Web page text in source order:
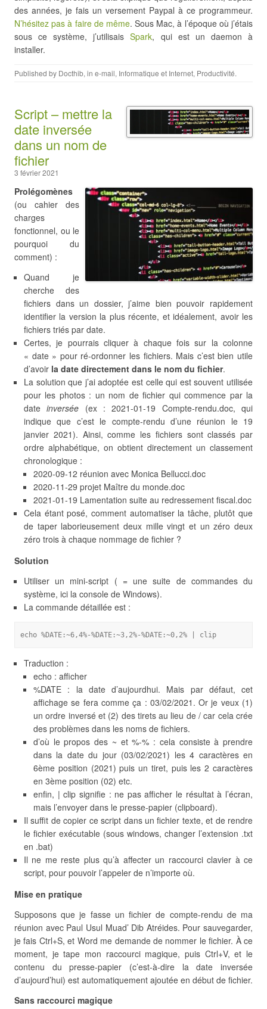
des années, je fais un versement Paypal à ce programmeur.
N’hésitez pas à faire de même. Sous Mac, à l’époque où j’étais
sous ce système, j’utilisaisSpark, qui est un daemon à
installer.
Published by Docthib, in e-mail, Informatique et Internet, Productivité.
Script – mettre la
date inversée
dans un nom de
fichier
3 février 2021
Prolégomènes
(ou cahier des
charges
fonctionnel, ou le
pourquoi du
comment) :
Quand je
cherche des
fichiers dans un dossier, j’aime bien pouvoir rapidement
identifier la version la plus récente, et idéalement, avoir les
fichiers triés par date.
Certes, je pourrais cliquer à chaque fois sur la colonne
« date » pour ré-ordonner les fichiers. Mais c’est bien utile
d’avoir la date directement dans le nom du fichier.
La solution que j’ai adoptée est celle qui est souvent utilisée
pour les photos : un nom de fichier qui commence par la
dateinversée (ex : 2021-01-19 Compte-rendu.doc, qui
indique que c’est le compte-rendu d’une réunion le 19
janvier 2021). Ainsi, comme les fichiers sont classés par
ordre alphabétique, on obtient directement un classement
chronologique :
2020-09-12 réunion avec Monica Bellucci.doc
2020-11-29 projet Maître du monde.doc
2021-01-19 Lamentation suite au redressement fiscal.doc
Cela étant posé, comment automatiser la tâche, plutôt que
de taper laborieusement deux mille vingt et un zéro deux
zéro trois à chaque nommage de fichier ?
Solution
Utiliser un mini-script ( = une suite de commandes du
système, ici la console de Windows).
La commande détaillée est :
echo %DATE:~6,4%-%DATE:~3,2%-%DATE:~0,2% | clip
Traduction :
echo : afficher
%DATE : la date d’aujourdhui. Mais par défaut, cet
affichage se fera comme ça : 03/02/2021. Or je veux (1)
un ordre inversé et (2) des tirets au lieu de / car cela crée
des problèmes dans les noms de fichiers.
d’où le propos des ~ et %-% : cela consiste à prendre
dans la date du jour (03/02/2021) les 4 caractères en
6ème position (2021) puis un tiret, puis les 2 caractères
en 3ème position (02) etc.
enfin, | clip signifie : ne pas afficher le résultat à l’écran,
mais l’envoyer dans le presse-papier (clipboard).
Il suffit de copier ce script dans un fichier texte, et de rendre
le fichier exécutable (sous windows, changer l’extension .txt
en .bat)
Il ne me reste plus qu’à affecter un raccourci clavier à ce
script, pour pouvoir l’appeler de n’importe où.
Mise en pratique
Supposons que je fasse un fichier de compte-rendu de ma
réunion avec Paul Usul Muad’ Dib Atréides. Pour sauvegarder,
je fais Ctrl+S, et Word me demande de nommer le fichier. À ce
moment, je tape mon raccourci magique, puis Ctrl+V, et le
contenu du presse-papier (c’est-à-dire la date inversée
d’aujourd’hui) est automatiquement ajoutée en début de fichier.
Sans raccourci magique